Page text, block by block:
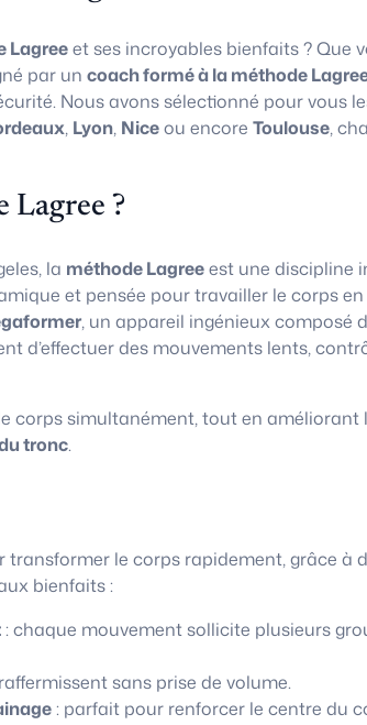
Lagreeet ses incroyables bienfaits ? Que
par un coach formé à la méthode
Nous avons sélectionné pour vous
, Lyon, Niceou encore Toulouse,
Lagree ?
la méthode Lagreeest une discipline
et pensée pour travailler le corps
, un appareil ingénieux composé
d’effectuer des mouvements lents,
corps simultanément, tout en améliorant
tronc.
transformer le corps rapidement, grâce à
bienfaits :
: chaque mouvement sollicite plusieurs
sans prise de volume.
: parfait pour renforcer le centre du